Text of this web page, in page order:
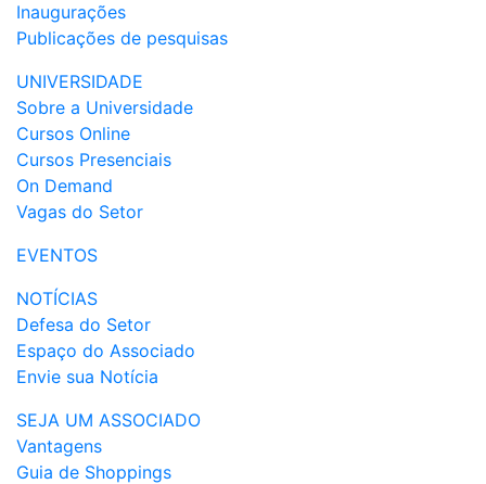
Inaugurações
Publicações de pesquisas
UNIVERSIDADE
Sobre a Universidade
Cursos Online
Cursos Presenciais
On Demand
Vagas do Setor
EVENTOS
NOTÍCIAS
Defesa do Setor
Espaço do Associado
Envie sua Notícia
SEJA UM ASSOCIADO
Vantagens
Guia de Shoppings